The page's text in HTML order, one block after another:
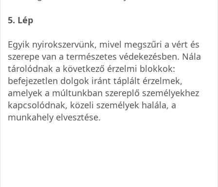
5. Lép
Egyik nyirokszervünk, mivel megszűri a vért és
szerepe van a természetes védekezésben. Nála
tárolódnak a következő érzelmi blokkok:
befejezetlen dolgok iránt táplált érzelmek,
amelyek a múltunkban szereplő személyekhez
kapcsolódnak, közeli személyek halála, a
munkahely elvesztése.